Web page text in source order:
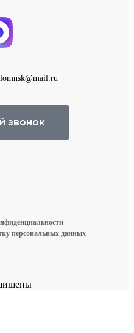
звонок
персональных данных